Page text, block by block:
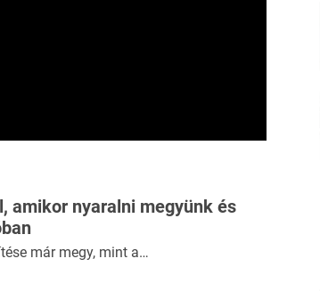
amikor nyaralni megyünk és
már megy, mint a…